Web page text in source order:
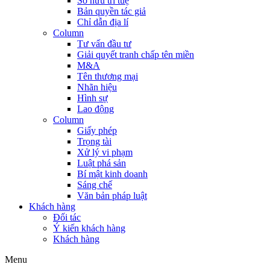
Bản quyền tác giả
Chỉ dẫn địa lí
Column
Tư vấn đầu tư
Giải quyết tranh chấp tên miền
M&A
Tên thương mại
Nhãn hiệu
Hình sự
Lao động
Column
Giấy phép
Trọng tài
Xử lý vi phạm
Luật phá sản
Bí mật kinh doanh
Sáng chế
Văn bản pháp luật
Khách hàng
Đối tác
Ý kiến khách hàng
Khách hàng
Menu